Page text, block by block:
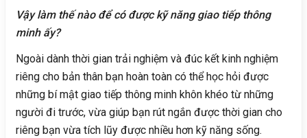
Vậy làm thế nào để có được kỹ năng giao tiếp thông
minh ấy?
Ngoài dành thời gian trải nghiệm và đúc kết kinh nghiệm
riêng cho bản thân bạn hoàn toàn có thể học hỏi được
những bí mật giao tiếp thông minh khôn khéo từ những
người đi trước, vừa giúp bạn rút ngắn được thời gian cho
riêng bạn vừa tích lũy được nhiều hơn kỹ năng sống.